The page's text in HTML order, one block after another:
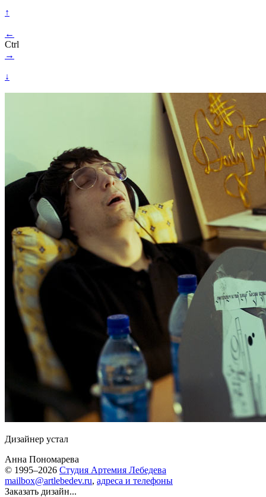
↑
←
Ctrl
→
↓
Дизайнер устал
Анна Пономарева
© 1995–2026 Студия Артемия Лебедева
mailbox@artlebedev.ru, адреса и телефоны
Заказать дизайн...